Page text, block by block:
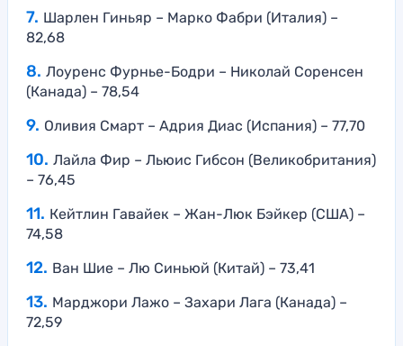
Шарлен Гиньяр – Марко Фабри (Италия) –
82,68
Лоуренс Фурнье-Бодри – Николай Соренсен
(Канада) – 78,54
Оливия Смарт – Адрия Диас (Испания) – 77,70
Лайла Фир – Льюис Гибсон (Великобритания)
– 76,45
Кейтлин Гавайек – Жан-Люк Бэйкер (США) –
74,58
Ван Шие – Лю Синьюй (Китай) – 73,41
Марджори Лажо – Захари Лага (Канада) –
72,59